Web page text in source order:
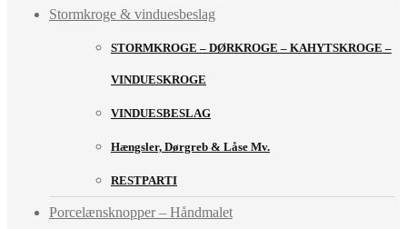
Stormkroge & vinduesbeslag
STORMKROGE – DØRKROGE – KAHYTSKROGE –
VINDUESKROGE
VINDUESBESLAG
Hængsler, Dørgreb & Låse Mv.
RESTPARTI
Porcelænsknopper – Håndmalet